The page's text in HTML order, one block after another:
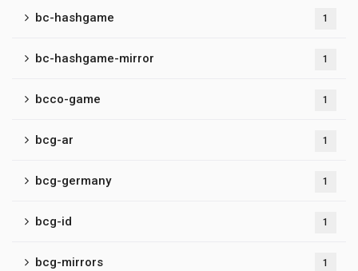
bc-hashgame 1
bc-hashgame-mirror 1
bcco-game 1
bcg-ar 1
bcg-germany 1
bcg-id 1
bcg-mirrors 1